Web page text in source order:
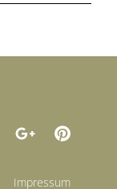
Impressum